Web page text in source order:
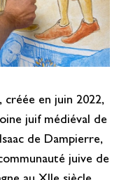
créée en juin 2022,
juif médiéval de
de Dampierre,
juive de